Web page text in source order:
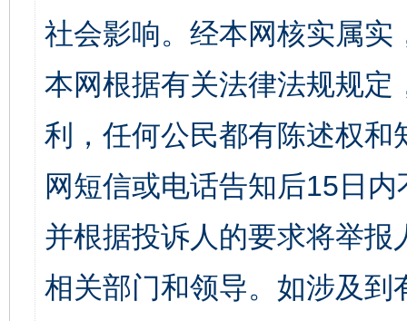
社会影响。经本网核实属
本网根据有关法律法规规
利，任何公民都有陈述权
网短信或电话告知后15日
并根据投诉人的要求将举
相关部门和领导。如涉及